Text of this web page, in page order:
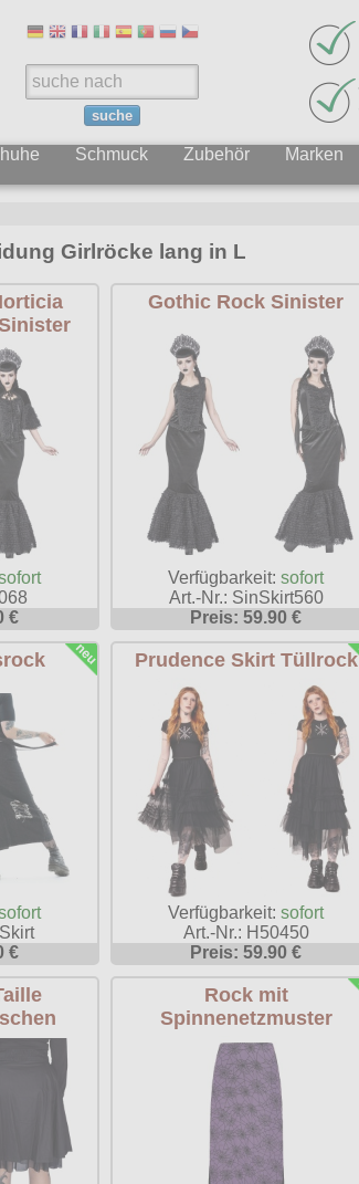
suche
Schmuck Zubehör Marken
Girlröcke lang in L
€
Gothic Rock Sinister
Verfügbarkeit:sofort
Art.-Nr.: SinSkirt560
Preis: 59.90 €
€
Prudence Skirt Tüllrock
Verfügbarkeit:sofort
Art.-Nr.: H50450
Preis: 59.90 €
Rock mit
Spinnenetzmuster